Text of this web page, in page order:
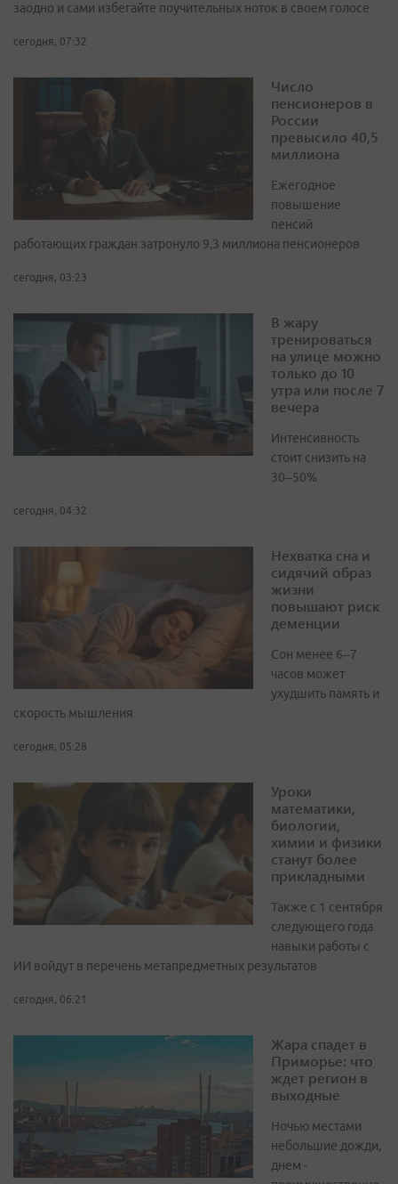
заодно и сами избегайте поучительных ноток в своем голосе
сегодня, 07:32
Число
пенсионеров в
России
превысило 40,5
миллиона
Ежегодное
повышение
пенсий
работающих граждан затронуло 9,3 миллиона пенсионеров
сегодня, 03:23
В жару
тренироваться
на улице можно
только до 10
утра или после 7
вечера
Интенсивность
стоит снизить на
30–50%
сегодня, 04:32
Нехватка сна и
сидячий образ
жизни
повышают риск
деменции
Сон менее 6–7
часов может
ухудшить память и
скорость мышления
сегодня, 05:28
Уроки
математики,
биологии,
химии и физики
станут более
прикладными
Также с 1 сентября
следующего года
навыки работы с
ИИ войдут в перечень метапредметных результатов
сегодня, 06:21
Жара спадет в
Приморье: что
ждет регион в
выходные
Ночью местами
небольшие дожди,
днем -